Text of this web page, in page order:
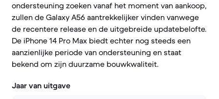
ondersteuning zoeken vanaf het moment van aankoop,
zullen de Galaxy A56 aantrekkelijker vinden vanwege
de recentere release en de uitgebreide updatebelofte.
De iPhone 14 Pro Max biedt echter nog steeds een
aanzienlijke periode van ondersteuning en staat
bekend om zijn duurzame bouwkwaliteit.
Jaar van uitgave